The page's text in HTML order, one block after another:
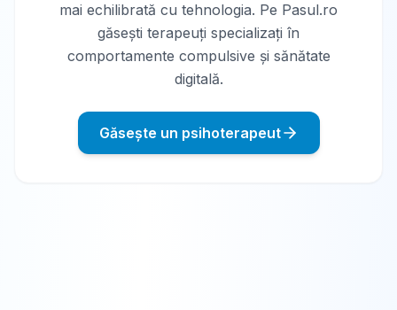
mai echilibrată cu tehnologia. Pe Pasul.ro
găsești terapeuți specializați în
comportamente compulsive și sănătate
digitală.
Găsește un psihoterapeut